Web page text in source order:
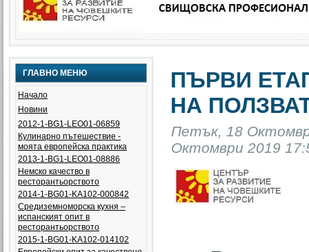
ГЛАВНО МЕНЮ
Начало
Новини
2012-1-BG1-LEO01-06859
Кулинарно пътешествие -
моята европейска практика
2013-1-BG1-LEO01-08886
Немско качество в
ресторантьорството
2014-1-BG01-KA102-000842
Средиземноморска кухня –
испанският опит в
ресторантьорството
2015-1-BG01-KA102-014102
ПЪРВИ
НА
Петък, 18
Октомври 2019